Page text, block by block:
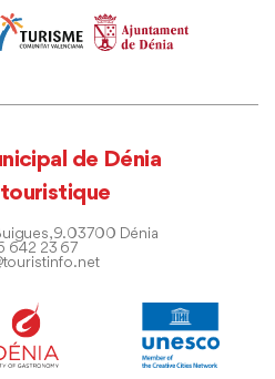
de Dénia
9. 03700 Dénia
642 23 67